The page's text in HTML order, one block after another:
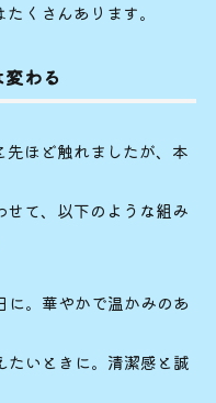
くさんあります。
わる
ほど触れましたが、本
て、以下のような組み
に。華やかで温かみのあ
たいときに。清潔感と誠